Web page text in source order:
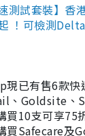
測試套裝】香
！可檢測
現已有售6款
、Goldsite、
買10支可享75
買Safecare及